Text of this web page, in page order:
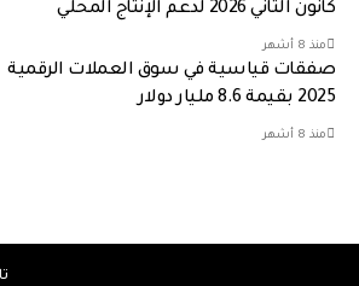
كانون الثاني 2026 لدعم الإنتاج المحلي
منذ 8 أشهر
صفقات قياسية في سوق العملات الرقمية
2025 بقيمة 8.6 مليار دولار
منذ 8 أشهر